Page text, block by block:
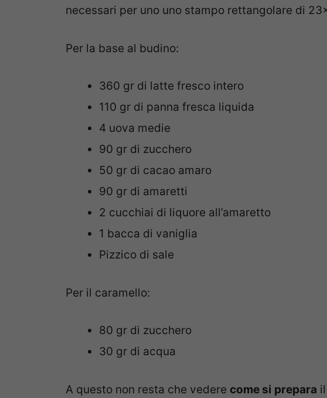
necessari per uno uno stampo rettangolare di
Per la base al budino:
360 gr di latte fresco intero
110 gr di panna fresca liquida
4 uova medie
90 gr di zucchero
50 gr di cacao amaro
90 gr di amaretti
2 cucchiai di liquore all’amaretto
1 bacca di vaniglia
Pizzico di sale
Per il caramello:
80 gr di zucchero
30 gr di acqua
A questo non resta che vedere come si prepara